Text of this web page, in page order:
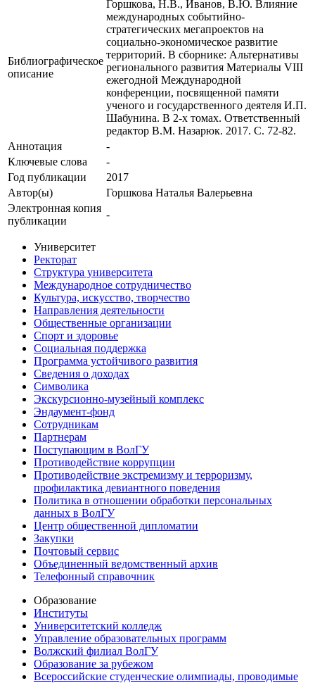
Библиографическое
описание
Горшкова, Н.В., Иванов, В.Ю. Влияние
международных событийно-
стратегических мегапроектов на
социально-экономическое развитие
территорий. В сборнике: Альтернативы
регионального развития Материалы VIII
ежегодной Международной
конференции, посвященной памяти
ученого и государственного деятеля И.П.
Шабунина. В 2-х томах. Ответственный
редактор В.М. Назарюк. 2017. С. 72-82.
Аннотация
-
Ключевые cлова
-
Год публикации
2017
Автор(ы)
Горшкова Наталья Валерьевна
Электронная копия
публикации
-
Университет
Ректорат
Структура университета
Международное сотрудничество
Культура, искусство, творчество
Направления деятельности
Общественные организации
Спорт и здоровье
Социальная поддержка
Программа устойчивого развития
Сведения о доходах
Символика
Экскурсионно-музейный комплекс
Эндаумент-фонд
Сотрудникам
Партнерам
Поступающим в ВолГУ
Противодействие коррупции
Противодействие экстремизму и терроризму,
профилактика девиантного поведения
Политика в отношении обработки персональных
данных в ВолГУ
Центр общественной дипломатии
Закупки
Почтовый сервис
Объединенный ведомственный архив
Телефонный справочник
Образование
Институты
Университетский колледж
Управление образовательных программ
Волжский филиал ВолГУ
Образование за рубежом
Всероссийские студенческие олимпиады, проводимые